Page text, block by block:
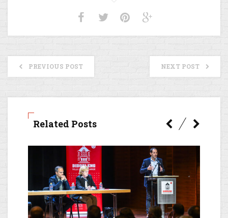
PREVIOUS POST NEXT POST
Related Posts